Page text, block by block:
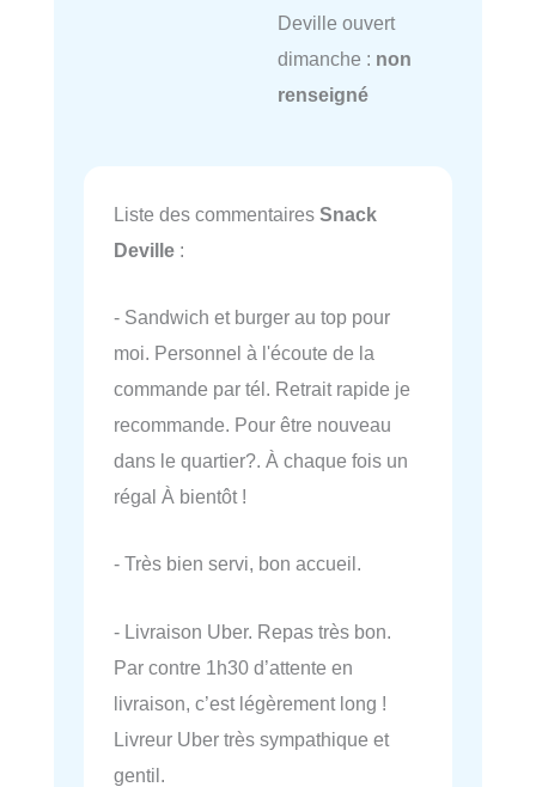
Deville ouvert
dimanche : non
renseigné
Liste des commentaires Snack
Deville :
- Sandwich et burger au top pour
moi. Personnel à l'écoute de la
commande par tél. Retrait rapide je
recommande. Pour être nouveau
dans le quartier?. À chaque fois un
régal À bientôt !
- Très bien servi, bon accueil.
- Livraison Uber. Repas très bon.
Par contre 1h30 d’attente en
livraison, c’est légèrement long !
Livreur Uber très sympathique et
gentil.